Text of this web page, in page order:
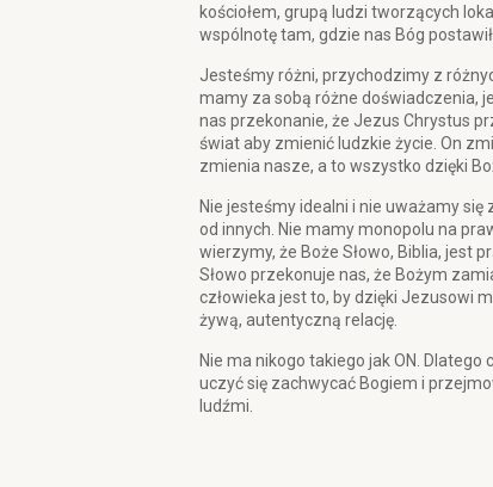
kościołem, grupą ludzi tworzących
wspólnotę tam, gdzie nas Bóg postawił.
Jesteśmy różni, przychodzimy z
mamy za sobą różne doświadczenia,
nas przekonanie, że Jezus Chrystus
świat aby zmienić ludzkie życie. On
zmienia nasze, a to wszystko dzięki
Nie jesteśmy idealni i nie uważamy się
od innych. Nie mamy monopolu na
wierzymy, że Boże Słowo, Biblia, jest
Słowo przekonuje nas, że Bożym
człowieka jest to, by dzięki Jezusowi
żywą, autentyczną relację.
Nie ma nikogo takiego jak ON. Dlatego
uczyć się zachwycać Bogiem i
ludźmi.